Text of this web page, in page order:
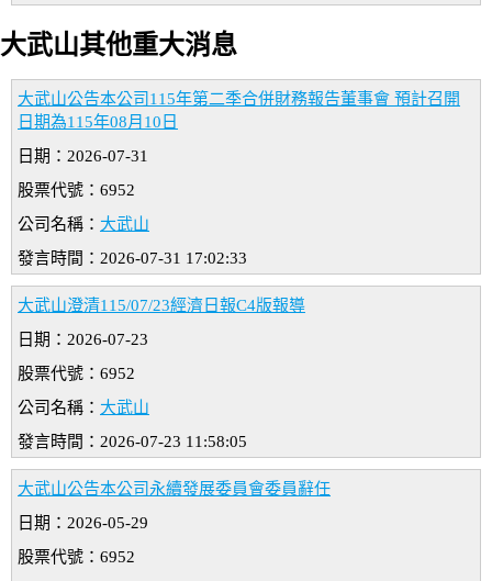
大武山其他重大消息
大武山公告本公司115年第二季合併財務報告董事會 預計召開
日期為115年08月10日
日期：2026-07-31
股票代號：6952
公司名稱： 大武山
發言時間：2026-07-31 17:02:33
大武山澄清115/07/23經濟日報C4版報導
日期：2026-07-23
股票代號：6952
公司名稱： 大武山
發言時間：2026-07-23 11:58:05
大武山公告本公司永續發展委員會委員辭任
日期：2026-05-29
股票代號：6952